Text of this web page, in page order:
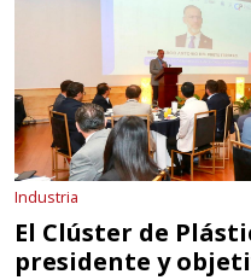
Industria
El Clúster de
presidente y